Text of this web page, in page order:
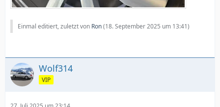
Einmal editiert, zuletzt von Ron(18. September 2025 um 13:41)
Wolf314
VIP